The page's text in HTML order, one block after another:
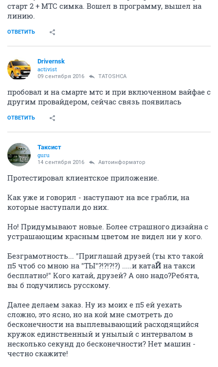
старт 2 + МТС симка. Вошел в программу, вышел на
линию.
ОТВЕТИТЬ
Drivernsk
activist
09 сентября 2016 TATOSHCA
пробовал и на смарте мтс и при включенном вайфае с
другим провайдером, сейчас связь появилась
ОТВЕТИТЬ
Таксист
guru
14 сентября 2016 Автоинформатор
Протестировал клиентское приложение.
Как уже и говорил - наступают на все грабли, на
которые наступали до них.
Но! Придумывают новые. Более страшного дизайна с
устрашающим красным цветом не видел ни у кого.
Безграмотность... "Приглашай друзей (ты кто такой
п5 чтоб со мною на "ТЫ"?!?!?!?) .....и катаЙ на такси
бесплатно!" Кого катай, друзей? А оно надо?Ребята,
вы б подучились русскому.
Далее делаем заказ. Ну из моих е п5 ей уехать
сложно, это ясно, но на кой мне смотреть до
бесконечности на выплевывающий расходящийся
кружок единственный и унылый с интервалом в
несколько секунд до бесконечности? Нет машин -
честно скажите!